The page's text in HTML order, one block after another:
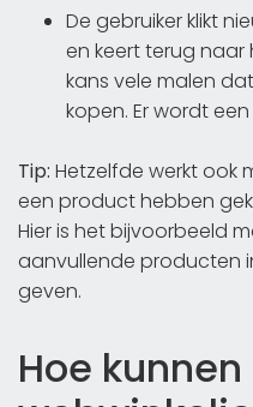
De gebruiker klikt
en keert terug
kans vele malen
kopen. Er wordt
Tip: Hetzelfde werkt ook
een product hebben
Hier is het bijvoorbeeld
aanvullende producten
geven.
Hoe kunnen